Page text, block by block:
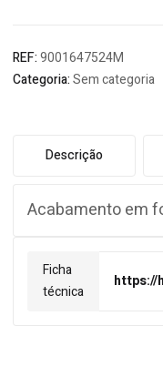
E24
REF:9001647524M
Categoria:Sem categoria
Descrição
Acabamento em
Ficha
técnica
https://